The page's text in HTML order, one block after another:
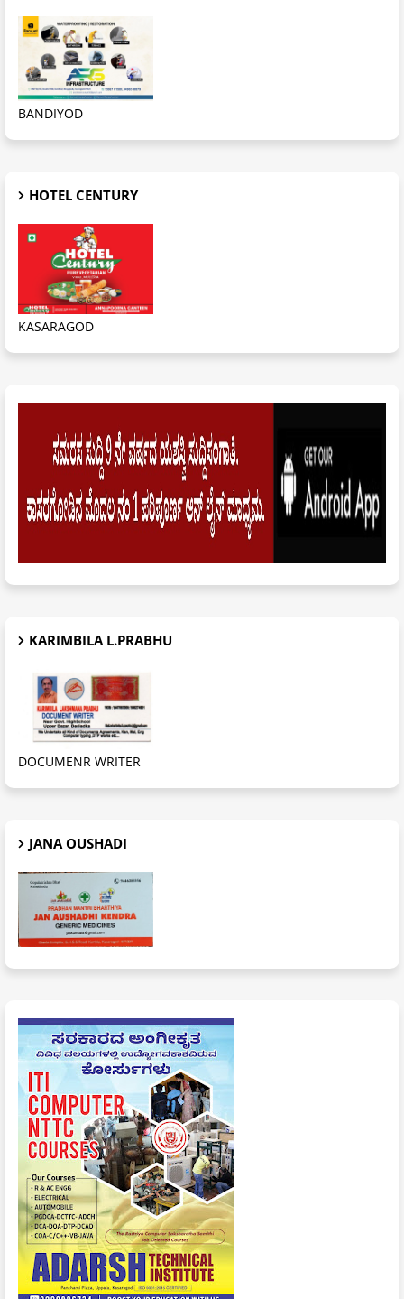
BANDIYOD
HOTEL CENTURY
KASARAGOD
KARIMBILA L.PRABHU
DOCUMENR WRITER
JANA OUSHADI